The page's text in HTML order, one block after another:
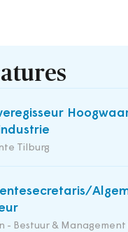
Tilburg
- Bestuur & Management